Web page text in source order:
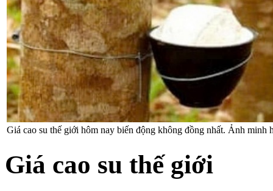
Giá cao su thế giới hôm nay biến động không đồng nhất. Ảnh minh
Giá cao su thế giới